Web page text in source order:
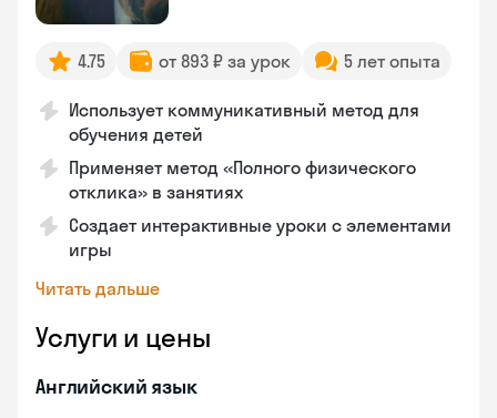
4.75 от 893 ₽ за урок 5 лет опыта
Использует коммуникативный метод для
обучения детей
Применяет метод «Полного физического
отклика» в занятиях
Создает интерактивные уроки с элементами
игры
Читать дальше
Услуги и цены
Английский язык